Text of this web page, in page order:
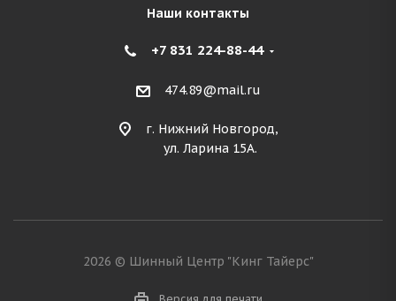
Наши контакты
+7 831 224-88-44
474.89@mail.ru
г. Нижний Новгород,
ул. Ларина 15А.
2026 © Шинный Центр "Кинг Тайерс"